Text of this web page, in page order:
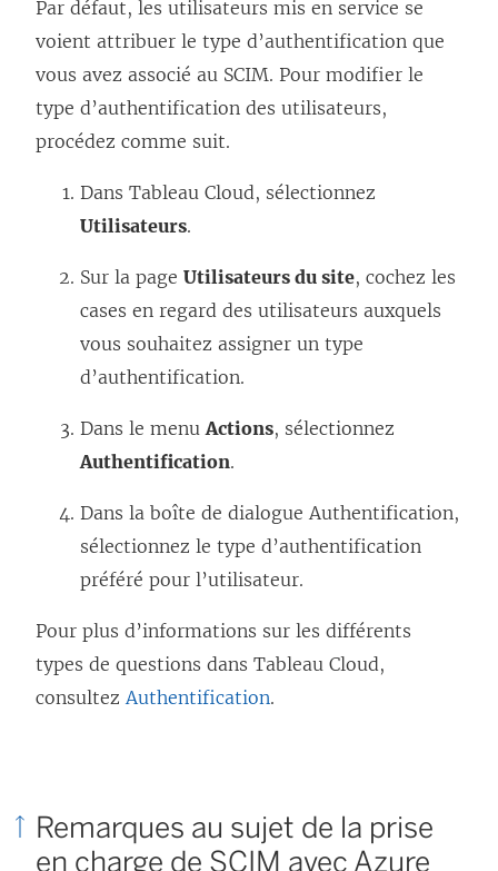
u
v
r
e
n
u
n
e
u
e
l
l
f
e
n
e
Par défaut, les utilisateurs mis en service se
voient attribuer le type d’authentification que
vous avez associé au SCIM. Pour modifier le
type d’authentification des utilisateurs,
procédez comme suit.
Dans Tableau Cloud, sélectionnez
Utilisateurs.
Sur la page Utilisateurs du site, cochez les
cases en regard des utilisateurs auxquels
vous souhaitez assigner un type
d’authentification.
Dans le menu Actions, sélectionnez
Authentification.
Dans la boîte de dialogue Authentification,
sélectionnez le type d’authentification
préféré pour l’utilisateur.
Pour plus d’informations sur les différents
types de questions dans Tableau Cloud,
consultez Authentification.
Remarques au sujet de la prise
en charge de SCIM avec Azure